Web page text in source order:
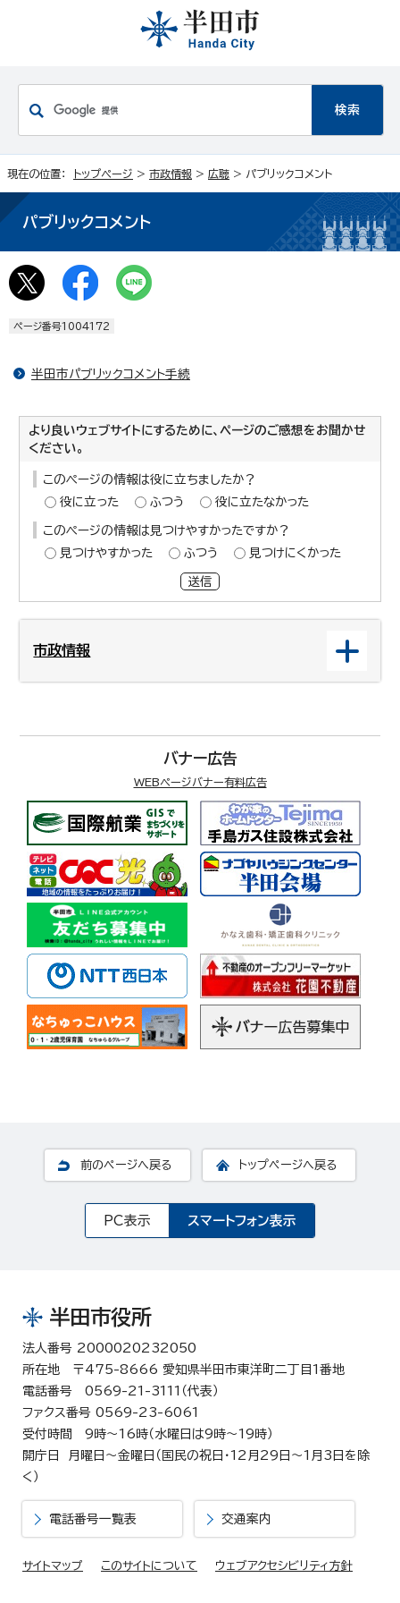
現在の位置： トップページ > 市政情報 > 広聴 > パブリックコメント
パブリックコメント
ページ番号1004172
半田市パブリックコメント手続
より良いウェブサイトにするために、ページのご感想をお聞かせ
ください。
このページの情報は役に立ちましたか？
役に立った
ふつう 役に立たなかった
このページの情報は見つけやすかったですか？
見つけやすかった
ふつう 見つけにくかった
送信
市政情報
バナー広告
WEBページバナー有料広告
前のページへ戻る トップページへ戻る
PC表示 スマートフォン表示
半田市役所
法人番号 2000020232050
所在地 〒475-8666 愛知県半田市東洋町二丁目1番地
電話番号 0569-21-3111（代表）
ファクス番号 0569-23-6061
受付時間 9時～16時（水曜日は9時～19時）
開庁日 月曜日～金曜日（国民の祝日・12月29日～1月3日を除
く）
電話番号一覧表 交通案内
サイトマップ このサイトについて ウェブアクセシビリティ方針